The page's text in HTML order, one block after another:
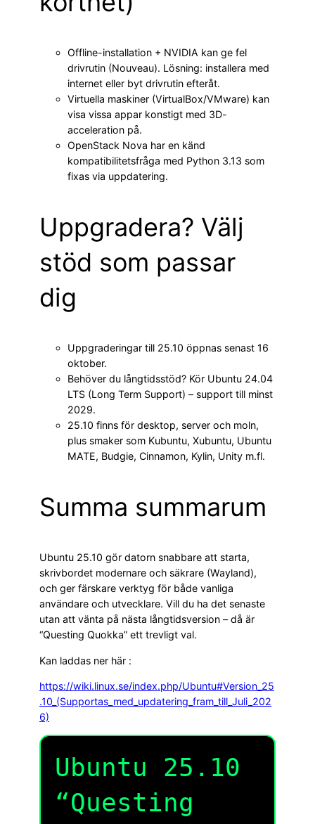
Offline-installation + NVIDIA kan ge fel
drivrutin (Nouveau). Lösning: installera med
internet eller byt drivrutin efteråt.
Virtuella maskiner (VirtualBox/VMware) kan
visa vissa appar konstigt med 3D-
acceleration på.
OpenStack Nova har en känd
kompatibilitetsfråga med Python 3.13 som
fixas via uppdatering.
Uppgradera? Välj
stöd som passar
dig
Uppgraderingar till 25.10 öppnas senast 16
oktober.
Behöver du långtidsstöd? Kör Ubuntu 24.04
LTS (Long Term Support) – support till minst
2029.
25.10 finns för desktop, server och moln,
plus smaker som Kubuntu, Xubuntu, Ubuntu
MATE, Budgie, Cinnamon, Kylin, Unity m.fl.
Summa summarum
Ubuntu 25.10 gör datorn snabbare att starta,
skrivbordet modernare och säkrare (Wayland),
och ger färskare verktyg för både vanliga
användare och utvecklare. Vill du ha det senaste
utan att vänta på nästa långtidsversion – då är
“Questing Quokka” ett trevligt val.
Kan laddas ner här :
https://wiki.linux.se/index.php/Ubuntu#Version_25
.10_(Supportas_med_updatering_fram_till_Juli_202
6)
Ubuntu 25.10
“Questing